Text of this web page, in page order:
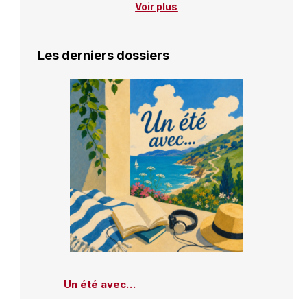
Voir plus
Les derniers dossiers
Un été avec…